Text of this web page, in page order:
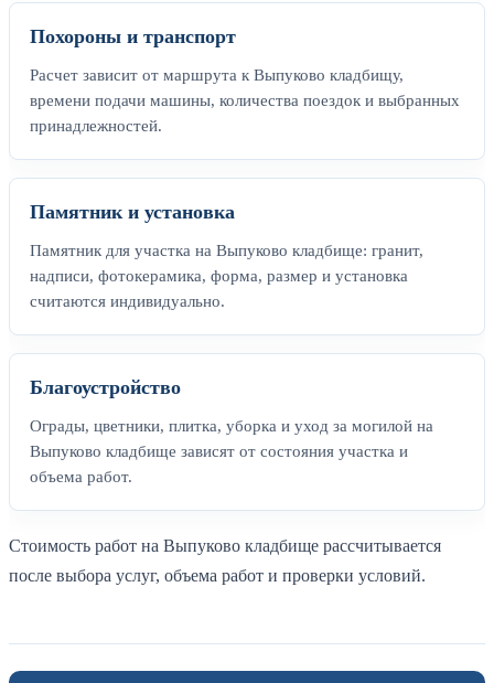
Похороны и транспорт
Расчет зависит от маршрута к Выпуково кладбищу,
времени подачи машины, количества поездок и выбранных
принадлежностей.
Памятник и установка
Памятник для участка на Выпуково кладбище: гранит,
надписи, фотокерамика, форма, размер и установка
считаются индивидуально.
Благоустройство
Ограды, цветники, плитка, уборка и уход за могилой на
Выпуково кладбище зависят от состояния участка и
объема работ.
Стоимость работ на Выпуково кладбище рассчитывается
после выбора услуг, объема работ и проверки условий.